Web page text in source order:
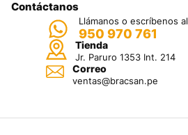
Contáctanos
Llámanos o escríbenos al
950 970 761
Tienda
Jr. Paruro 1353 Int. 214
Correo
ventas@bracsan.pe